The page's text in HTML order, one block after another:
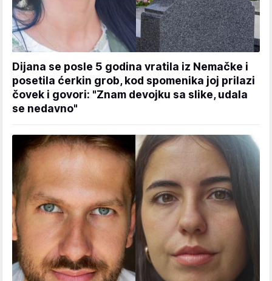
Dijana se posle 5 godina vratila iz Nemačke i
posetila ćerkin grob, kod spomenika joj prilazi
čovek i govori: "Znam devojku sa slike, udala
se nedavno"